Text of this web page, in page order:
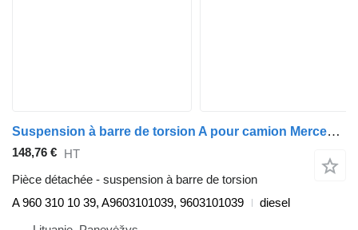
Suspension à barre de torsion A pour camion Mercedes-Benz ACTROS MP4 1845 L
148,76 € HT
Pièce détachée - suspension à barre de torsion
A 960 310 10 39, A9603101039, 9603101039
diesel